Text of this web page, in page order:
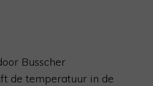
Busscher
de temperatuur in de